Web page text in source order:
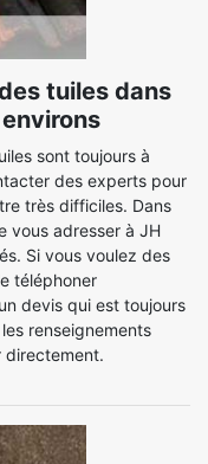
tuiles dans
sont toujours à
des experts pour
très difficiles. Dans
vous adresser à JH
Si vous voulez des
téléphoner
devis qui est toujours
renseignements
directement.